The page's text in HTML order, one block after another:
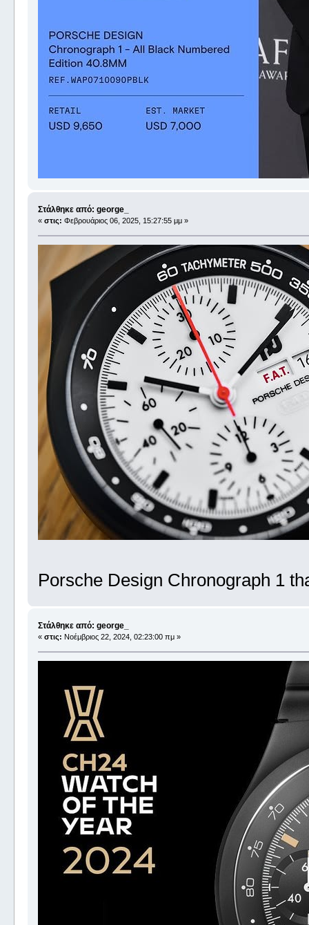
Στάλθηκε από: george_
« στις: Φεβρουάριος 06, 2025, 15:27:55 μμ »
Porsche Design Chronograph 1
Στάλθηκε από: george_
« στις: Νοέμβριος 22, 2024, 02:23:00 πμ »